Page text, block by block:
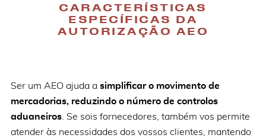
CARACTERÍSTICAS
ESPECÍFICAS DA
AUTORIZAÇÃO AEO
Ser um AEO ajuda a simplificar o movimento de
mercadorias, reduzindo o número de controlos
aduaneiros. Se sois fornecedores, também vos permite
atender às necessidades dos vossos clientes, mantendo